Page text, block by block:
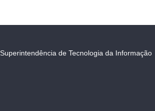
Superintendência de Tecnologia da Informação